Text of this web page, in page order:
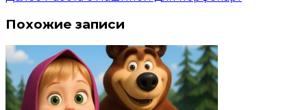
Похожие записи